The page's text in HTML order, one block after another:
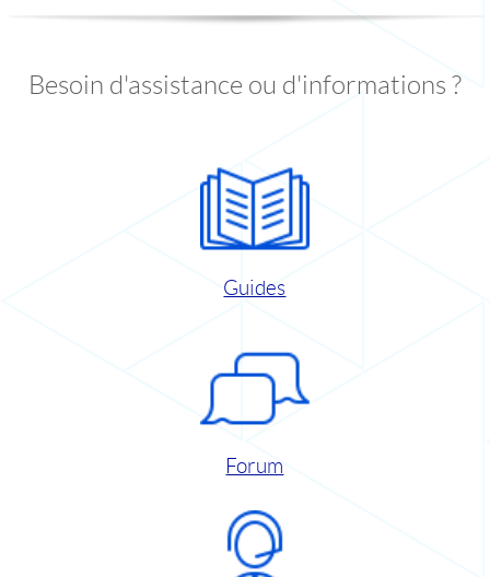
Besoin d'assistance ou d'informations ?
Guides
Forum